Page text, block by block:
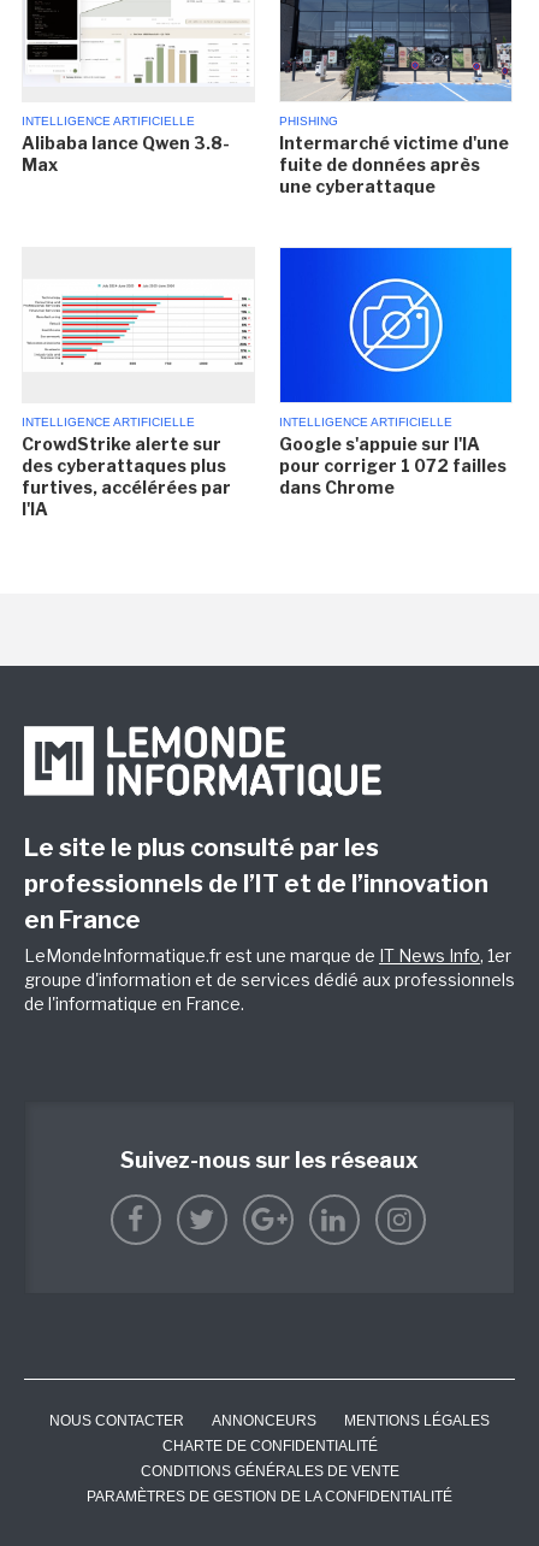
INTELLIGENCE ARTIFICIELLE
Alibaba lance Qwen 3.8-
Max
PHISHING
Intermarché victime d'une
fuite de données après
une cyberattaque
INTELLIGENCE ARTIFICIELLE
CrowdStrike alerte sur
des cyberattaques plus
furtives, accélérées par
l'IA
INTELLIGENCE ARTIFICIELLE
Google s'appuie sur l'IA
pour corriger 1 072 failles
dans Chrome
Le site le plus consulté par les
professionnels de l’IT et de l’innovation
en France
LeMondeInformatique.fr est une marque de IT News Info, 1er
groupe d'information et de services dédié aux professionnels
de l'informatique en France.
Suivez-nous sur les réseaux
NOUS CONTACTER ANNONCEURS
MENTIONS LÉGALES
CHARTE DE CONFIDENTIALITÉ
CONDITIONS GÉNÉRALES DE VENTE
PARAMÈTRES DE GESTION DE LA CONFIDENTIALITÉ